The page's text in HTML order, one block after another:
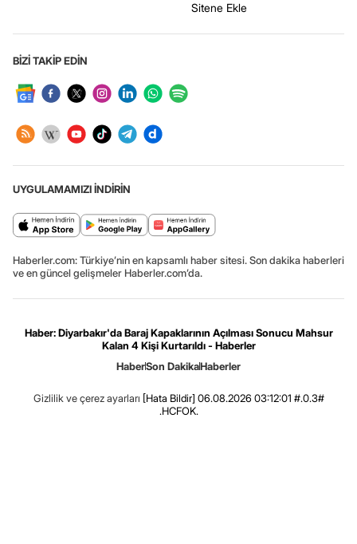
Sitene Ekle
BİZİ TAKİP EDİN
UYGULAMAMIZI İNDİRİN
Haberler.com: Türkiye’nin en kapsamlı haber sitesi. Son dakika haberleri
ve en güncel gelişmeler Haberler.com’da.
Haber: Diyarbakır'da Baraj Kapaklarının Açılması Sonucu Mahsur
Kalan 4 Kişi Kurtarıldı - Haberler
HaberSon DakikaHaberler
Gizlilik ve çerez ayarları [Hata Bildir] 06.08.2026 03:12:01 #.0.3#
.HCFOK.